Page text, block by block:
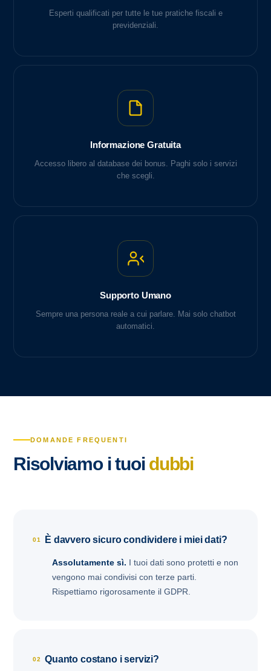
Esperti qualificati per tutte le tue pratiche fiscali e
previdenziali.
Informazione Gratuita
Accesso libero al database dei bonus. Paghi solo i servizi
che scegli.
Supporto Umano
Sempre una persona reale a cui parlare. Mai solo chatbot
automatici.
DOMANDE FREQUENTI
Risolviamo i tuoi dubbi
01 È davvero sicuro condividere i miei dati?
Assolutamente sì. I tuoi dati sono protetti e non
vengono mai condivisi con terze parti.
Rispettiamo rigorosamente il GDPR.
02 Quanto costano i servizi?